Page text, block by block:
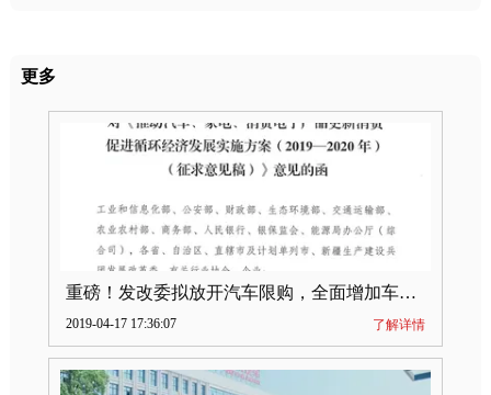
更多
重磅！发改委拟放开汽车限购，全面增加车牌指标
2019-04-17 17:36:07 了解详情